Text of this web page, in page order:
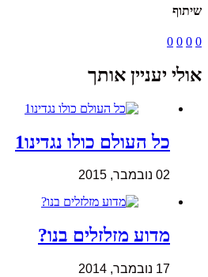
שיתוף
0
0
0
0
אולי יעניין אותך
כל העולם כולו נגדינו1
02 נובמבר, 2015
מדוע מזלזלים בנו?
17 נובמבר, 2014